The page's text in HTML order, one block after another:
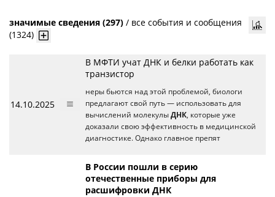
значимые сведения (297) / все события и сообщения
(1324)
14.10.2025
В МФТИ учат ДНК и белки работать как
транзистор
неры бьются над этой проблемой, биологи
предлагают свой путь — использовать для
вычислений молекулы ДНК, которые уже
доказали свою эффективность в медицинской
диагностике. Однако главное препят
В России пошли в серию
отечественные приборы для
расшифровки ДНК